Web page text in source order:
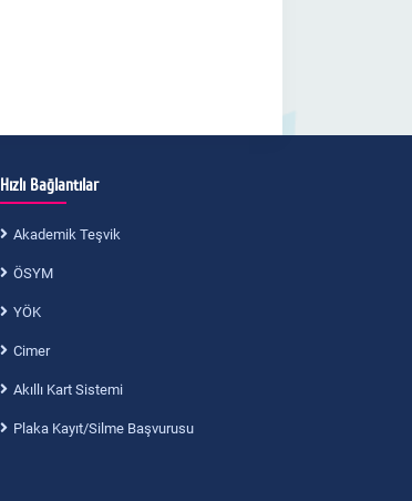
Hızlı Bağlantılar
Akademik Teşvik
ÖSYM
YÖK
Cimer
Akıllı Kart Sistemi
Plaka Kayıt/Silme Başvurusu